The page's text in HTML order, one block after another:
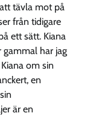
tävla mot på
från tidigare
ett sätt. Kiana
gammal har jag
om sin
en
är en